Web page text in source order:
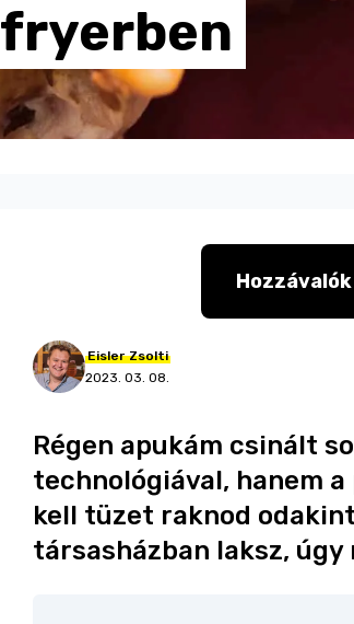
fryerben
Hozzávalók
Eisler Zsolti
2023. 03. 08.
Régen apukám csinált
technológiával, hanem
kell tüzet raknod
társasházban laksz, úgy